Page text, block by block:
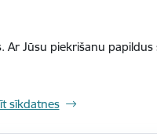
Jūsu piekrišanu
sīkdatnes